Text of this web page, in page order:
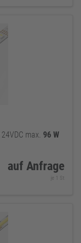
24VDC max. 96 W
auf Anfrage
je 1 St